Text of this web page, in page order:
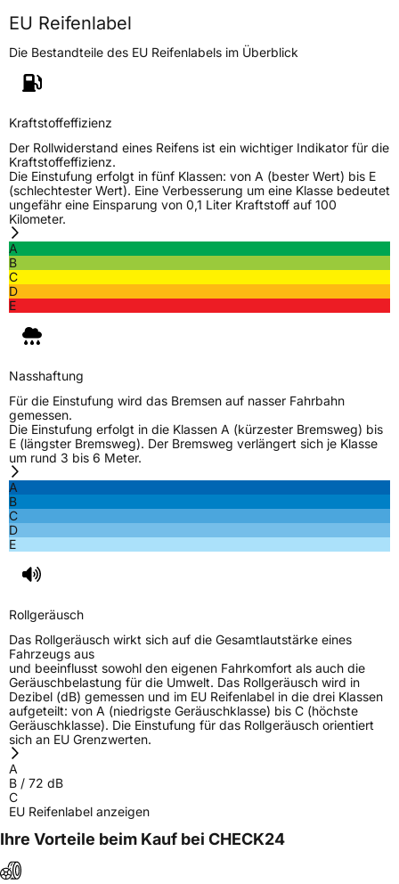
Höchstlast730 kg
Generelle Merkmale
Fahrzeugtyp
VerwendungSommerreifen
ModellnameUltra High Performance
FahrzeugartPKW & SUV
Weitere Eigenschaften
SchlauchtypTL
ZustandNeureifen
Verstärkt
EU Label
EffizienzC
Nasshaftung
3PMSF / Schneeflockensymbol / Alpine-Symbol Nein
EPREL ID417731
Allgemeine Produktsicherheit (GPSR)
HerstellerkontaktMANUFACTURE FRANCAISE DES
EU Reifenlabel
Die Bestandteile des EU Reifenlabels im Überblick
Kraftstoffeffizienz
Der Rollwiderstand eines Reifens ist ein wichtiger Indikator für die
Kraftstoffeffizienz.
Die Einstufung erfolgt in fünf Klassen: von A (bester Wert) bis E
(schlechtester Wert). Eine Verbesserung um eine Klasse bedeutet
ungefähr eine Einsparung von 0,1 Liter Kraftstoff auf 100
Kilometer.
A
B
C
D
E
Nasshaftung
Für die Einstufung wird das Bremsen auf nasser Fahrbahn
gemessen.
Die Einstufung erfolgt in die Klassen A (kürzester Bremsweg) bis
E (längster Bremsweg). Der Bremsweg verlängert sich je Klasse
um rund 3 bis 6 Meter.
A
B
C
D
E
Rollgeräusch
Das Rollgeräusch wirkt sich auf die Gesamtlautstärke eines
Fahrzeugs aus
und beeinflusst sowohl den eigenen Fahrkomfort als auch die
Geräuschbelastung für die Umwelt. Das Rollgeräusch wird in
Dezibel (dB) gemessen und im EU Reifenlabel in die drei Klassen
aufgeteilt: von A (niedrigste Geräuschklasse) bis C (höchste
Geräuschklasse). Die Einstufung für das Rollgeräusch orientiert
sich an EU Grenzwerten.
A
B / 72 dB
C
EU Reifenlabel anzeigen
Ihre Vorteile beim Kauf bei CHECK24